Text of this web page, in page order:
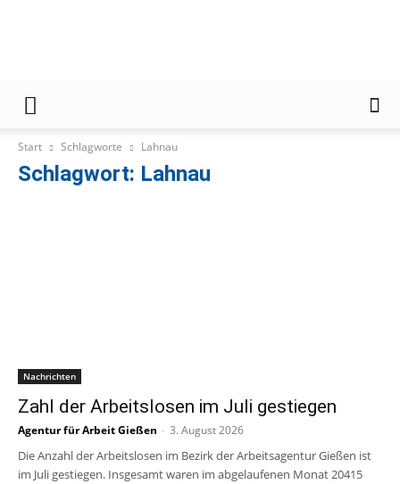
Start Schlagworte Lahnau
Schlagwort: Lahnau
Nachrichten
Zahl der Arbeitslosen im Juli gestiegen
Agentur für Arbeit Gießen - 3. August 2026
Die Anzahl der Arbeitslosen im Bezirk der Arbeitsagentur Gießen ist
im Juli gestiegen. Insgesamt waren im abgelaufenen Monat 20415